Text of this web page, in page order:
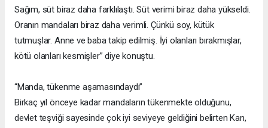
Sağım, süt biraz daha farklılaştı. Süt verimi biraz daha yükseldi.
Oranın mandaları biraz daha verimli. Çünkü soy, kütük
tutmuşlar. Anne ve baba takip edilmiş. İyi olanları bırakmışlar,
kötü olanları kesmişler” diye konuştu.
“Manda, tükenme aşamasındaydı”
Birkaç yıl önceye kadar mandaların tükenmekte olduğunu,
devlet teşviği sayesinde çok iyi seviyeye geldiğini belirten Kan,